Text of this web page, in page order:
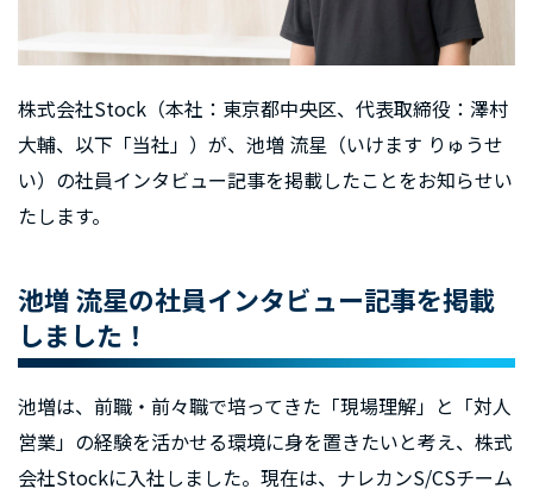
株式会社Stock（本社：東京都中央区、代表取締役：澤村
大輔、以下「当社」）が、池増 流星（いけます りゅうせ
い）の社員インタビュー記事を掲載したことをお知らせい
たします。
池増 流星の社員インタビュー記事を掲載
しました！
池増は、前職・前々職で培ってきた「現場理解」と「対⼈
営業」の経験を活かせる環境に身を置きたいと考え、株式
会社Stockに入社しました。現在は、ナレカンS/CSチーム